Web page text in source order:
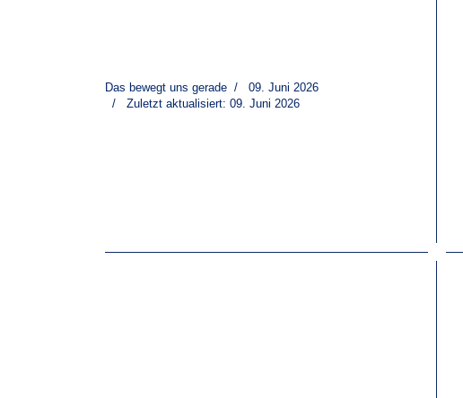
Das bewegt uns gerade
09. Juni 2026
Zuletzt aktualisiert: 09. Juni 2026